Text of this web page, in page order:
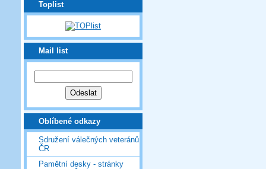
Toplist
Mail list
Oblíbené odkazy
Sdružení válečných veteránů
ČR
Pamětní desky - stránky